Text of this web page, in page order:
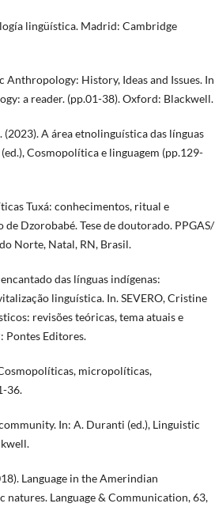
lingüística. Madrid: Cambridge
History, Ideas and Issues. In
a reader. (pp.01-38). Oxford: Blackwell.
A área etnolinguística das línguas
Cosmopolítica e linguagem (pp.129-
Tuxá: conhecimentos, ritual e
Dzorobabé. Tese de doutorado. PPGAS/
Norte, Natal, RN, Brasil.
das línguas indígenas:
linguística. In. SEVERO, Cristine
revisões teóricas, tema atuais e
Pontes Editores.
micropolíticas,
36.
In: A. Duranti (ed.), Linguistic
Language in the Amerindian
Language & Communication, 63,